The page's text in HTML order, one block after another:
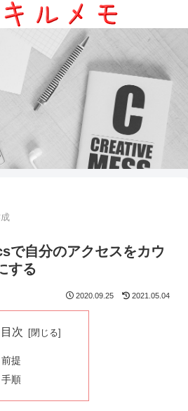
自分のアクセスをカウ
する
2020.09.25 2021.05.04
目次
前提
手順